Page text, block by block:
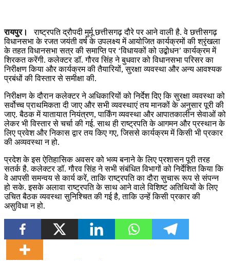
रायपुर।राष्ट्रपति द्रौपदी मुर्मू छत्तीसगढ़ दौरे पर आने वाली है. वे छत्तीसगढ़
विधानसभा के रजत जयंती वर्ष के उपलक्ष्य में आयोजित कार्यक्रमों की श्रृंखला
के तहत विधानसभा सत्र की समाप्ति पर ‘विधायकों को उद्बोधन’ कार्यक्रम में
शिरकत करेंगी. कलेक्टर डॉ. गौरव सिंह ने बुधवार को विधानसभा परिसर का
निरीक्षण किया और कार्यक्रम की तैयारियों, सुरक्षा व्यवस्था और अन्य आवश्यक
प्रबंधों की विस्तार से समीक्षा की.
निरीक्षण के दौरान कलेक्टर ने अधिकारियों को निर्देश दिए कि सुरक्षा व्यवस्था को
सर्वोच्च प्राथमिकता दी जाए और सभी व्यवस्थाएं तय मानकों के अनुसार पूरी की
जाए. बैठक में यातायात नियंत्रण, पार्किंग व्यवस्था और आपातकालीन सेवाओं को
लेकर भी विस्तार से चर्चा की गई. साथ ही राष्ट्रपति के आगमन और प्रस्थान के
लिए प्रवेश और निकास द्वार तय किए गए, जिससे कार्यक्रम में किसी भी प्रकार
की अव्यवस्था न हो.
प्रदेश के इस ऐतिहासिक अवसर को भव्य बनाने के लिए प्रशासन पूरी तरह
सतर्क है. कलेक्टर डॉ. गौरव सिंह ने सभी संबंधित विभागों को निर्देशित किया कि
वे आपसी समन्वय से कार्य करें, ताकि राष्ट्रपति का दौरा सुचारू रूप से संपन्न
हो सके. इसके अलावा राष्ट्रपति के साथ आने वाले विशिष्ट अतिथियों के लिए
उचित बैठक व्यवस्था सुनिश्चित की गई है, ताकि उन्हें किसी प्रकार की
असुविधा न हो.